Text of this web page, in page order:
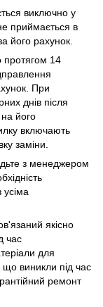
виключно у
приймається в
його рахунок.
протягом 14
При
днів після
його
включають
заміни.
з менеджером
усіма
якісно
час
для
виникли під час
ремонт